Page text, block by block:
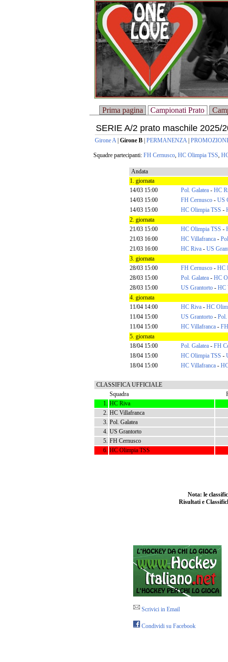
Prima pagina Campionati Prato
SERIE A/2 prato maschile 2025/
Girone A| Girone B PERMANENZA|
Squadre partecipanti: FH Cernusco, HC Olimpia TSS,
Andata
1. giornata
14/03 15:00
Pol. Galatea - HC
14/03 15:00
FH Cernusco - US
14/03 15:00
HC Olimpia TSS -
2. giornata
21/03 15:00
HC Olimpia TSS -
21/03 16:00
HC Villafranca -
21/03 16:00
HC Riva - US
3. giornata
28/03 15:00
FH Cernusco - HC
28/03 15:00
Pol. Galatea - HC
28/03 15:00
US Grantorto - HC
4. giornata
11/04 14:00
HC Riva - HC
11/04 15:00
US Grantorto - Pol.
11/04 15:00
HC Villafranca -
5. giornata
18/04 15:00
Pol. Galatea - FH
18/04 15:00
HC Olimpia TSS -
18/04 15:00
HC Villafranca -
CLASSIFICA UFFICIALE
Squadra
1. HC Riva
2. HC Villafranca
3. Pol. Galatea
4. US Grantorto
5. FH Cernusco
6. HC Olimpia TSS
Nota: le
Risultati e
Scrivici in Email
Condividi su Facebook